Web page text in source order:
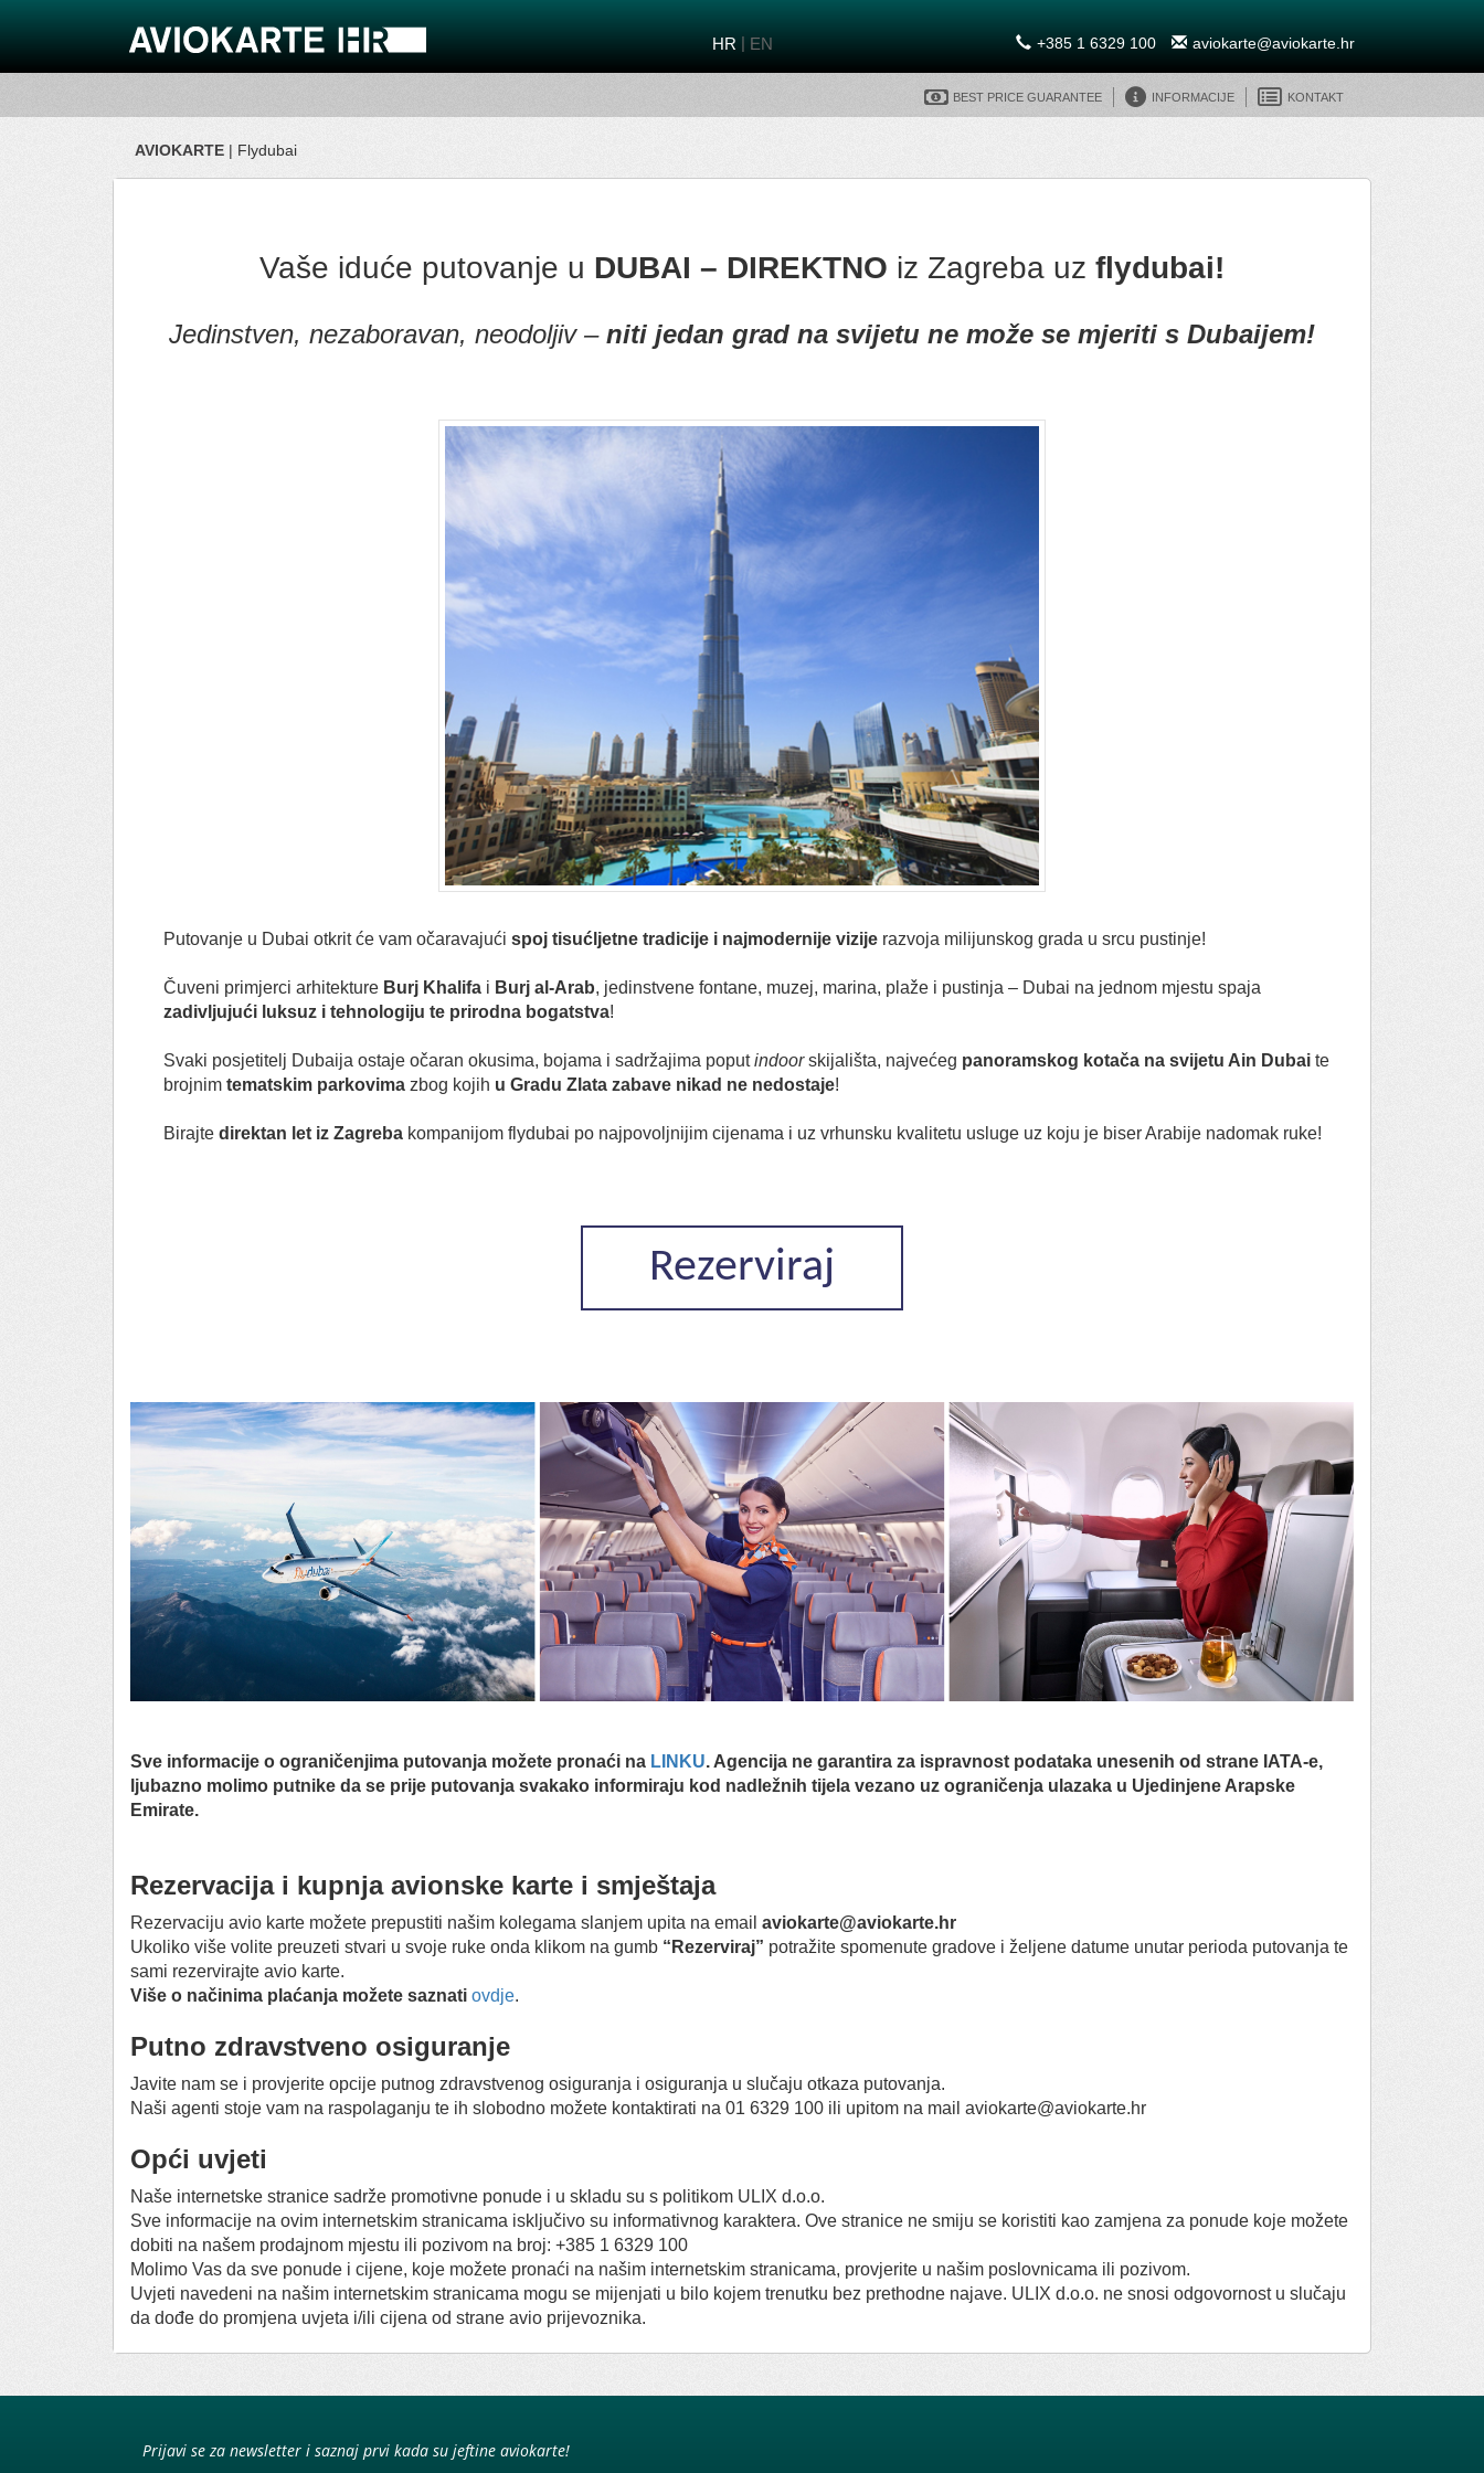
HR | EN aviokarte@aviokarte.hr
+385 1 6329 100
Best Price Guarantee Informacije Kontakt
AVIOKARTE | Flydubai
Vaše iduće putovanje u DUBAI – DIREKTNO iz Zagreba uz flydubai!
Jedinstven, nezaboravan, neodoljiv – niti jedan grad na svijetu ne može se mjeriti s Dubaijem!
Putovanje u Dubai otkrit će vam očaravajući spoj tisućljetne tradicije i najmodernije vizije razvoja milijunskog grada u srcu pustinje!
Čuveni primjerci arhitekture Burj Khalifa i Burj al-Arab, jedinstvene fontane, muzej, marina, plaže i pustinja – Dubai na jednom mjestu spaja
zadivljujući luksuz i tehnologiju te prirodna bogatstva!
Svaki posjetitelj Dubaija ostaje očaran okusima, bojama i sadržajima poputindoorskijališta, najvećeg panoramskog kotača na svijetu Ain Dubai te
brojnim tematskim parkovima zbog kojih u Gradu Zlata zabave nikad ne nedostaje!
Birajte direktan let iz Zagreba kompanijom flydubai po najpovoljnijim cijenama i uz vrhunsku kvalitetu usluge uz koju je biser Arabije nadomak ruke!
Rezerviraj
Sve informacije o ograničenjima putovanja možete pronaći na LINKU. Agencija ne garantira za ispravnost podataka unesenih od strane IATA-e,
ljubazno molimo putnike da se prije putovanja svakako informiraju kod nadležnih tijela vezano uz ograničenja ulazaka u Ujedinjene Arapske
Emirate.
Rezervacija i kupnja avionske karte i smještaja
Rezervaciju avio karte možete prepustiti našim kolegama slanjem upita na email aviokarte@aviokarte.hr
Ukoliko više volite preuzeti stvari u svoje ruke onda klikom na gumb “Rezerviraj” potražite spomenute gradove i željene datume unutar perioda putovanja te
sami rezervirajte avio karte.
Više o načinima plaćanja možete saznati ovdje.
Putno zdravstveno osiguranje
Javite nam se i provjerite opcije putnog zdravstvenog osiguranja i osiguranja u slučaju otkaza putovanja.
Naši agenti stoje vam na raspolaganju te ih slobodno možete kontaktirati na 01 6329 100 ili upitom na mail aviokarte@aviokarte.hr
Opći uvjeti
Naše internetske stranice sadrže promotivne ponude i u skladu su s politikom ULIX d.o.o.
Sve informacije na ovim internetskim stranicama isključivo su informativnog karaktera. Ove stranice ne smiju se koristiti kao zamjena za ponude koje možete
dobiti na našem prodajnom mjestu ili pozivom na broj: +385 1 6329 100
Molimo Vas da sve ponude i cijene, koje možete pronaći na našim internetskim stranicama, provjerite u našim poslovnicama ili pozivom.
Uvjeti navedeni na našim internetskim stranicama mogu se mijenjati u bilo kojem trenutku bez prethodne najave. ULIX d.o.o. ne snosi odgovornost u slučaju
da dođe do promjena uvjeta i/ili cijena od strane avio prijevoznika.
Prijavi se za newsletter i saznaj prvi kada su jeftine aviokarte!